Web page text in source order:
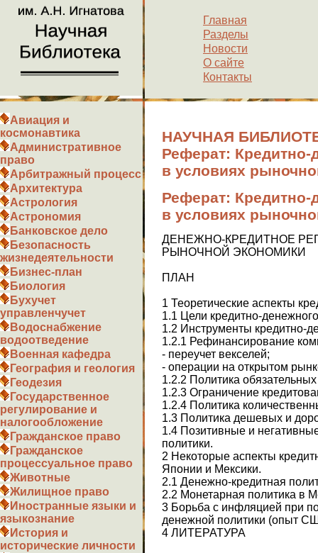
Главная
Разделы
Новости
О сайте
Контакты
Авиация и
космонавтика
Административное
право
Арбитражный процесс
Архитектура
Астрология
Астрономия
Банковское дело
Безопасность
жизнедеятельности
Бизнес-план
Биология
Бухучет
управленчучет
Водоснабжение
водоотведение
Военная кафедра
География и геология
Геодезия
Государственное
регулирование и
налогообложение
Гражданское право
Гражданское
процессуальное право
Животные
Жилищное право
Иностранные языки и
языкознание
История и
исторические личности
НАУЧНАЯ
Реферат: Кредитно-
в условиях
Реферат: Кредитно-
в условиях
ДЕНЕЖНО-КРЕДИТНОЕ
РЫНОЧНОЙ ЭКОНОМИКИ
ПЛАН
1 Теоретические аспекты
1.1 Цели кредитно-
1.2 Инструменты кредитно-
1.2.1 Рефинансирование
- переучет векселей;
- операции на открытом
1.2.2 Политика
1.2.3 Ограничение
1.2.4 Политика
1.3 Политика дешевых и
1.4 Позитивные и
политики.
2 Некоторые аспекты
Японии и Мексики.
2.1 Денежно-кредитная
2.2 Монетарная политика в
3 Борьба с инфляцией при
денежной политики (опыт
4 ЛИТЕРАТУРА